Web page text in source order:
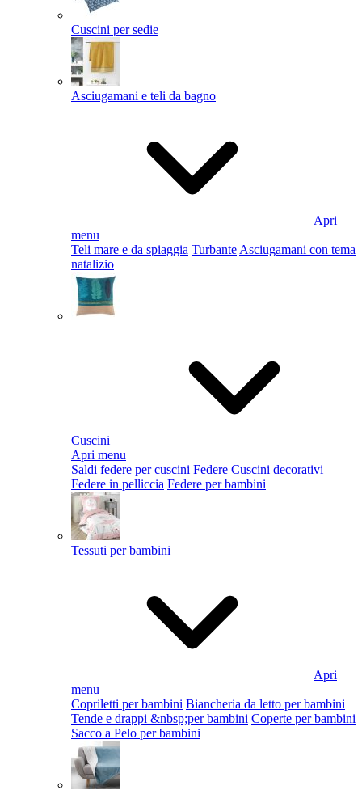
Cuscini per sedie
Asciugamani e teli da bagno
Apri
menu
Teli mare e da spiaggia Turbante Asciugamani con tema
natalizio
Cuscini
Apri menu
Saldi federe per cuscini Federe Cuscini decorativi
Federe in pelliccia Federe per bambini
Tessuti per bambini
Apri
menu
Copriletti per bambini Biancheria da letto per bambini
Tende e drappi &nbsp;per bambini Coperte per bambini
Sacco a Pelo per bambini